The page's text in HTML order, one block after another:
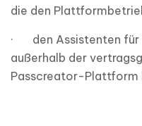
die den
· den Assistenten für
außerhalb der
Passcreator-Plattform